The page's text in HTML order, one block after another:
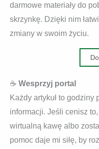
darmowe materiały do
skrzynkę. Dzięki nim
zmiany w swoim życiu.
☕ Wesprzyj portal
Każdy artykuł to
informacji. Jeśli cenisz
wirtualną kawę albo
pomoc daje mi siłę, by